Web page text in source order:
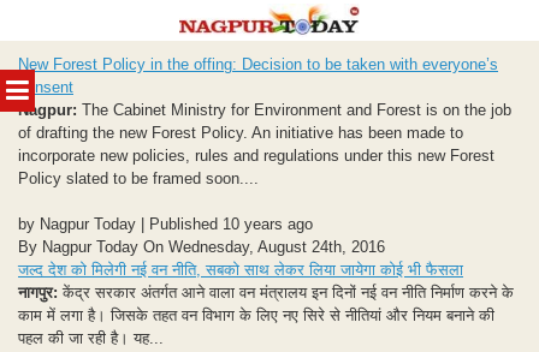
MENU
to
content
New Forest Policy in the offing: Decision to be taken with everyone’s
consent
Nagpur: The Cabinet Ministry for Environment and Forest is on the job
of drafting the new Forest Policy. An initiative has been made to
incorporate new policies, rules and regulations under this new Forest
Policy slated to be framed soon....
by Nagpur Today | Published 10 years ago
By Nagpur Today On Wednesday, August 24th, 2016
जल्द देश को मिलेगी नई वन नीति, सबको साथ लेकर लिया जायेगा कोई भी फैसला
नागपुर: केंद्र सरकार अंतर्गत आने वाला वन मंत्रालय इन दिनों नई वन नीति निर्माण करने के
काम में लगा है। जिसके तहत वन विभाग के लिए नए सिरे से नीतियां और नियम बनाने की
पहल की जा रही है। यह...